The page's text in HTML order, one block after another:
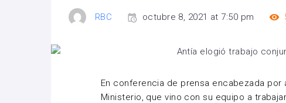
RBC octubre 8, 2021 at 7:50 pm
En conferencia de prensa encabezada
Ministerio, que vino con su equipo a